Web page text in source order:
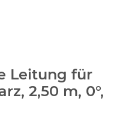
Leitung für
2,50 m, 0°,